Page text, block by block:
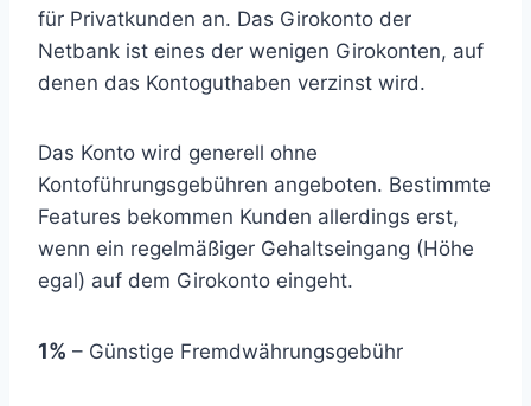
für Privatkunden an. Das Girokonto der
Netbank ist eines der wenigen Girokonten, auf
denen das Kontoguthaben verzinst wird.
Das Konto wird generell ohne
Kontoführungsgebühren angeboten. Bestimmte
Features bekommen Kunden allerdings erst,
wenn ein regelmäßiger Gehaltseingang (Höhe
egal) auf dem Girokonto eingeht.
1% – Günstige Fremdwährungsgebühr